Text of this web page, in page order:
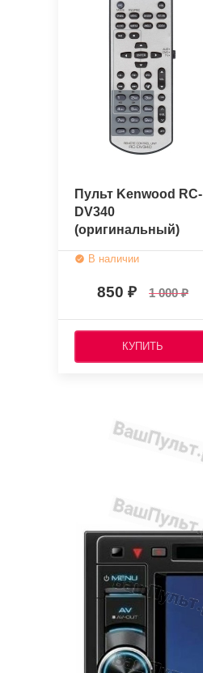
Пульт Kenwood RC-
DV340
(оригинальный)
В наличии
850 1 000
КУПИТЬ